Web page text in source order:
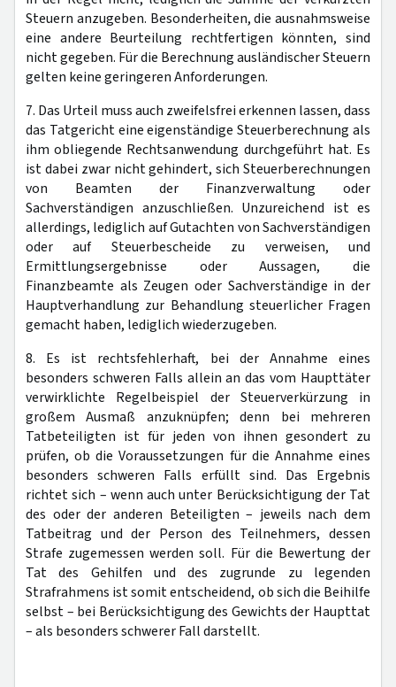
Steuern anzugeben. Besonderheiten, die ausnahmsweise
eine andere Beurteilung rechtfertigen könnten, sind
nicht gegeben. Für die Berechnung ausländischer Steuern
gelten keine geringeren Anforderungen.
7. Das Urteil muss auch zweifelsfrei erkennen lassen, dass
das Tatgericht eine eigenständige Steuerberechnung als
ihm obliegende Rechtsanwendung durchgeführt hat. Es
ist dabei zwar nicht gehindert, sich Steuerberechnungen
von Beamten der Finanzverwaltung oder
Sachverständigen anzuschließen. Unzureichend ist es
allerdings, lediglich auf Gutachten von Sachverständigen
oder auf Steuerbescheide zu verweisen, und
Ermittlungsergebnisse oder Aussagen, die
Finanzbeamte als Zeugen oder Sachverständige in der
Hauptverhandlung zur Behandlung steuerlicher Fragen
gemacht haben, lediglich wiederzugeben.
8. Es ist rechtsfehlerhaft, bei der Annahme eines
besonders schweren Falls allein an das vom Haupttäter
verwirklichte Regelbeispiel der Steuerverkürzung in
großem Ausmaß anzuknüpfen; denn bei mehreren
Tatbeteiligten ist für jeden von ihnen gesondert zu
prüfen, ob die Voraussetzungen für die Annahme eines
besonders schweren Falls erfüllt sind. Das Ergebnis
richtet sich – wenn auch unter Berücksichtigung der Tat
des oder der anderen Beteiligten – jeweils nach dem
Tatbeitrag und der Person des Teilnehmers, dessen
Strafe zugemessen werden soll. Für die Bewertung der
Tat des Gehilfen und des zugrunde zu legenden
Strafrahmens ist somit entscheidend, ob sich die Beihilfe
selbst – bei Berücksichtigung des Gewichts der Haupttat
– als besonders schwerer Fall darstellt.